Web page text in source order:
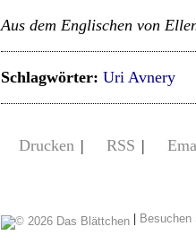
Aus dem Englischen von
Schlagwörter: Uri Avnery
Drucken | RSS |
|